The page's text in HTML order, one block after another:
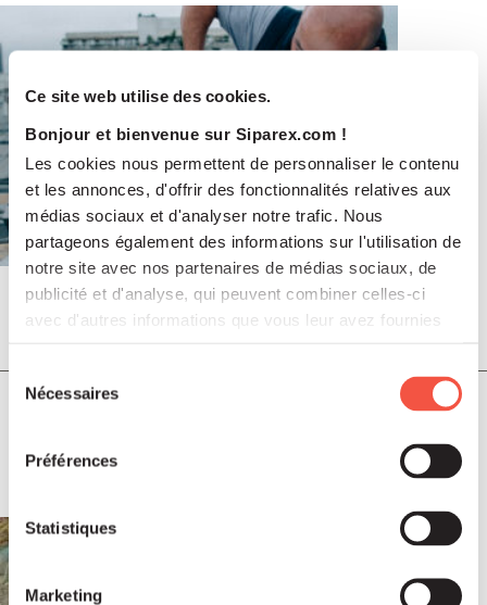
Ce site web utilise des cookies.
Bonjour et bienvenue sur Siparex.com !
Les cookies nous permettent de personnaliser le contenu
et les annonces, d'offrir des fonctionnalités relatives aux
médias sociaux et d'analyser notre trafic. Nous
partageons également des informations sur l'utilisation de
notre site avec nos partenaires de médias sociaux, de
publicité et d'analyse, qui peuvent combiner celles-ci
avec d'autres informations que vous leur avez fournies
Sélection
Nécessaires
Préférences
Statistiques
Marketing
multi-specialist building maintenance
and emerging repairs
SCALES acquires ADEKMA, backed by
Fund For Nuclear 2, to form a market-
leading group in industrial handling
industrial sectors